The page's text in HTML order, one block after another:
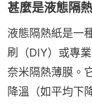
甚麼是液態隔
液態隔熱紙是一
刷（DIY）或專
奈米隔熱薄膜。
降溫（如平均下